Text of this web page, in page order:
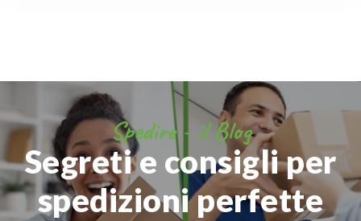
Spedire - il Blog
Segreti e consigli per
spedizioni perfette